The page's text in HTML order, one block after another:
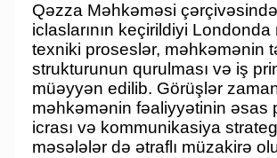
Qəzza Məhkəməsi çərçivəsində
iclaslarının keçirildiyi Londonda
texniki proseslər, məhkəmənin
strukturunun qurulması və iş
müəyyən edilib. Görüşlər
məhkəmənin fəaliyyətinin əsas
icrası və kommunikasiya
məsələlər də ətraflı müzakirə